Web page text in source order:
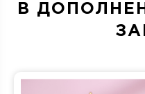
Многоярусные варианты
стандартам на
В